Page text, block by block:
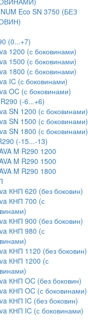
Eco SN 3750 (БЕЗ
(0...+7)
1200 (с боковинами)
1500 (с боковинами)
1800 (с боковинами)
IC (с боковинами)
OC (с боковинами)
(-6...+6)
SN 1200 (с боковинами)
SN 1500 (с боковинами)
SN 1800 (с боковинами)
(-15...-13)
M R290 1200
M R290 1500
M R290 1800
КНП 620 (без боковин)
КНП 700 (с
КНП 900 (без боковин)
КНП 980 (с
КНП 1120 (без боковин)
КНП 1200 (с
КНП OC (без боковин)
КНП OC (с боковинами)
КНП IC (без боковин)
КНП IC (с боковинами)